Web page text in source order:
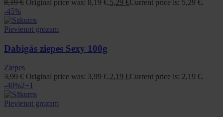
8,19€ Original price was: 8,19 €.5,29 €Current price is: 5,29 €.
-45%
Pievienot grozam
Dabīgās ziepes Sexy 100g
Ziepes
3,99€ Original price was: 3,99 €.2,19 €Current price is: 2,19 €.
-40%2+1
Pievienot grozam